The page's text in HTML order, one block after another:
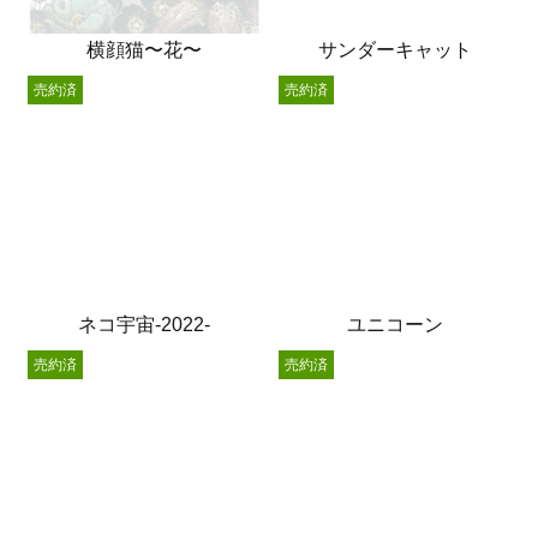
横顔猫〜花〜 サンダーキャット
ネコ宇宙-2022-
売約済
ユニコーン
売約済
売約済 売約済